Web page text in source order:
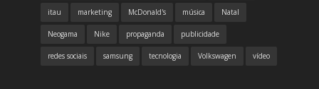
itau marketing McDonald's música Natal
Neogama Nike propaganda publicidade
redes sociais samsung tecnologia Volkswagen vídeo